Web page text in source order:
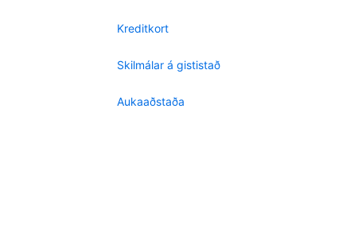
Kreditkort
Skilmálar á gististað
Aukaaðstaða